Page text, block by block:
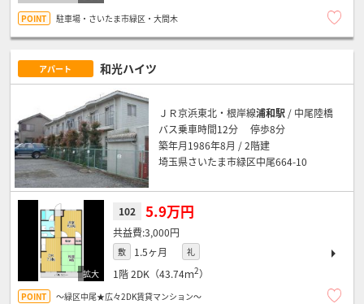
駐車場・さいたま市緑区・大間木
アパート 和光ハイツ
ＪＲ京浜東北・根岸線浦和駅 / 中尾陸橋
バス乗車時間12分 停歩8分
築年月1986年8月 / 2階建
埼玉県さいたま市緑区中尾664-10
102 5.9万円
3,000円
敷 1.5ヶ月 礼
1階2DK（43.74ｍ2）
～緑区中尾★広々2DK賃貸マンション～